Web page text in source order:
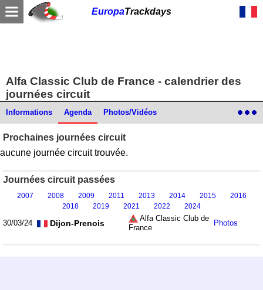
EuropaTrackdays
Alfa Classic Club de France - calendrier des
journées circuit
Informations Agenda Photos/Vidéos
Prochaines journées circuit
aucune journée circuit trouvée.
Journées circuit passées
2007 2008 2009 2011 2013 2014 2015
2016
2018
2019 2021 2022 2024
30/03/24 Dijon-Prenois
Alfa Classic Club de
France
Photos